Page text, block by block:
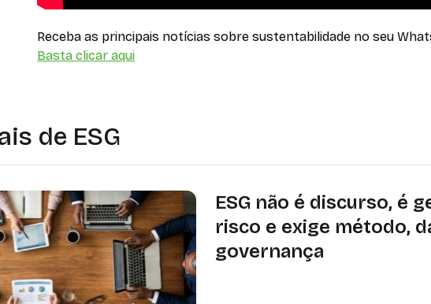
Receba as principais notícias sobre sustentabilidade no seu
Basta clicar aqui
de ESG
ESG não é discurso, é
risco e exige método,
governança